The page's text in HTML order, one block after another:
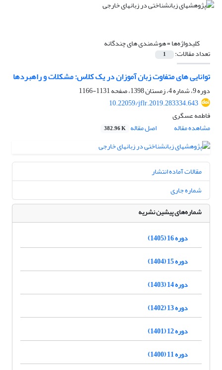
کلیدواژه‌ها =هوشمندی های چندگانه
تعداد مقالات: 1
توانایی های متفاوت زبان آموزان در یک کلاس: مشکلات و راهبردها
دوره 9، شماره 4، زمستان 1398، صفحه
1131-1166
10.22059/jflr.2019.283334.643
فاطمه عسگری
مشاهده مقاله
اصل مقاله 382.96 K
مقالات آماده انتشار
شماره جاری
شماره‌های پیشین نشریه
دوره 16 (1405)
دوره 15 (1404)
دوره 14 (1403)
دوره 13 (1402)
دوره 12 (1401)
دوره 11 (1400)